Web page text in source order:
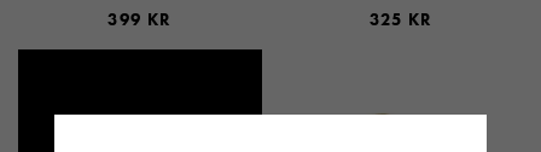
399 KR 325 KR